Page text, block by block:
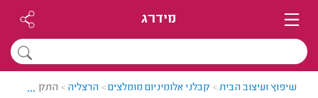
מידרג
שיפוץ ועיצוב הבית> קבלני אלומיניום מומלצים> הרצליה > התקנת...